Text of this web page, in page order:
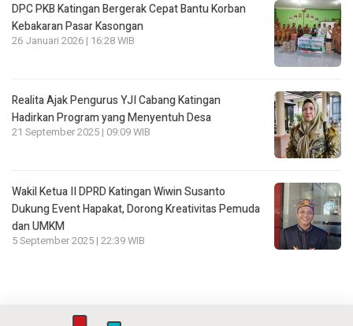
DPC PKB Katingan Bergerak Cepat Bantu Korban
Kebakaran Pasar Kasongan
26 Januari 2026 | 16:28 WIB
Realita Ajak Pengurus YJI Cabang Katingan
Hadirkan Program yang Menyentuh Desa
21 September 2025 | 09:09 WIB
Wakil Ketua II DPRD Katingan Wiwin Susanto
Dukung Event Hapakat, Dorong Kreativitas Pemuda
dan UMKM
5 September 2025 | 22:39 WIB